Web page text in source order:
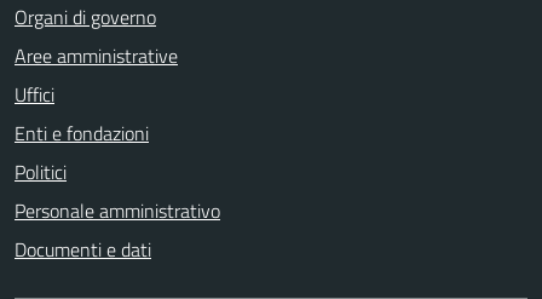
Organi di governo
Aree amministrative
Uffici
Enti e fondazioni
Politici
Personale amministrativo
Documenti e dati